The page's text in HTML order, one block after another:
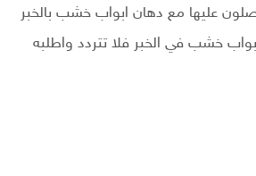
عليها مع دهان ابواب خشب بالخبر
خشب في الخبر فلا تتردد واطلبه